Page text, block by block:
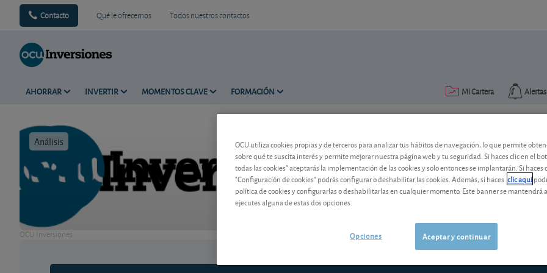
Contacto Qué le ofrecemos Todos nuestros contactos
AHORRAR INVERTIR MOMENTOS CLAVE FORMACIÓN Alertas
Mi Cartera
Análisis Tiempo de lectura: 6 min.
OCU Inversiones
Obligaciones del Tesoro,
Echar la vista atrás para tomar
ejercicio. Así, hemos echado un
OCU utiliza cookies propias y de terceros para analizar tus hábitos de navegación, lo que permite
sobre qué te suscita interés y permite mejorar nuestra página web y tu seguridad. Si haces clic en el
todas las cookies" aceptarás la implementación de las cookies y solo entonces se implantarán. Si haces
"Configuración de cookies" podrás configurar o deshabilitar las cookies. Además, si haces clic aquí
política de cookies y configurarlas o deshabilitarlas en cualquier momento. Este banner se mantendrá
ejecutes alguna de estas dos opciones.
Aceptar y continuar
Opciones